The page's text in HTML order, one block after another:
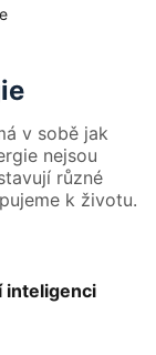
v sobě jak
nejsou
různé
k životu.
inteligenci